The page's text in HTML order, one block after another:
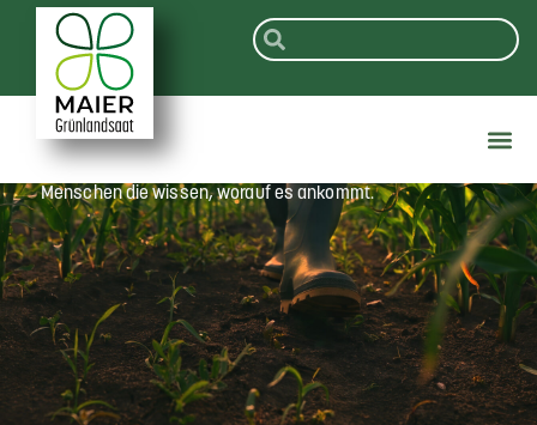
Mit beiden Füßen in der
Praxis.
Für die Landwirtschaft gemacht, von
Menschen die wissen, worauf es ankommt.